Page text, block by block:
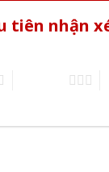
nhận